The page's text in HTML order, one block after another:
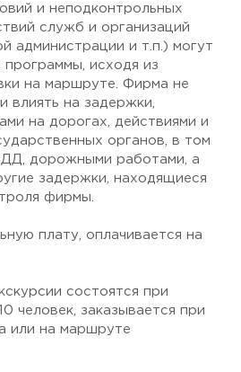
и неподконтрольных
служб и организаций
администрации и т.п.) могут
исходя из
на маршруте. Фирма не
влиять на задержки,
на дорогах, действиями и
органов, в том
дорожными работами, а
задержки, находящиеся
фирмы.
плату, оплачивается на
состоятся при
человек, заказывается при
или на маршруте